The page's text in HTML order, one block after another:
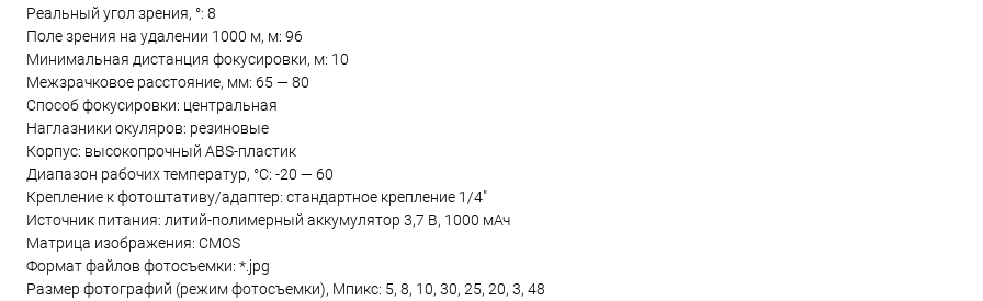
Реальный угол зрения, °: 8
Поле зрения на удалении 1000 м, м: 96
Минимальная дистанция фокусировки, м: 10
Межзрачковое расстояние, мм: 65 — 80
Способ фокусировки: центральная
Наглазники окуляров: резиновые
Корпус: высокопрочный ABS-пластик
Диапазон рабочих температур, °С: -20 — 60
Крепление к фотоштативу/адаптер: стандартное крепление 1/4"
Источник питания: литий-полимерный аккумулятор 3,7 В, 1000 мАч
Матрица изображения: CMOS
Формат файлов фотосъемки: *.jpg
Размер фотографий (режим фотосъемки), Мпикс: 5, 8, 10, 30, 25, 20, 3, 48